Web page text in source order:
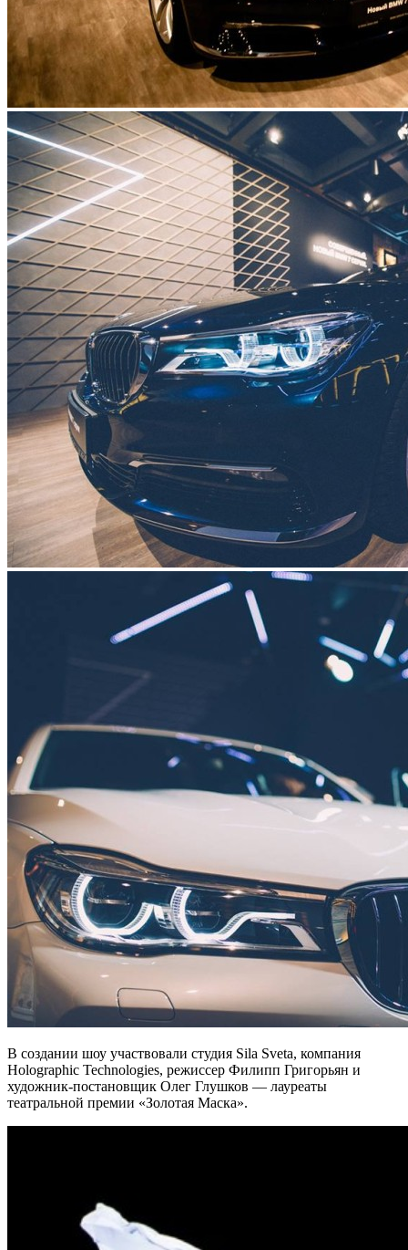
В создании шоу участвовали студия Sila Sveta, компания
Holographic Technologies, режиссер Филипп Григорьян и
художник-постановщик Олег Глушков — лауреаты
театральной премии «Золотая Маска».